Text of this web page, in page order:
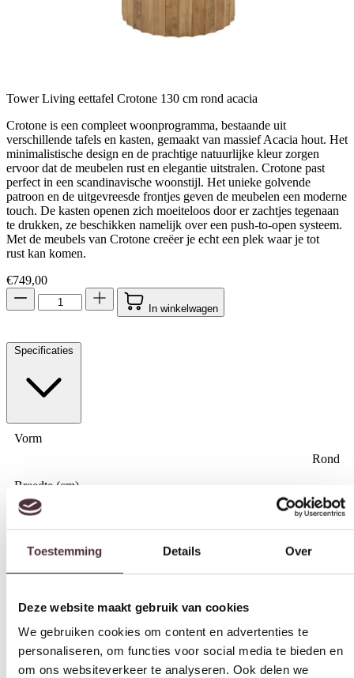
Deze website maakt gebruik van cookies
We gebruiken cookies om content en advertenties te
om ons websiteverkeer te analyseren. Ook delen we
informatie over uw gebruik van onze site met onze
partners voor social media, adverteren en analyse. Deze
partners kunnen deze gegevens combineren met andere
Tower Living eettafel Crotone 130 cm rond acacia
Crotone is een compleet woonprogramma, bestaande uit
verschillende tafels en kasten, gemaakt van massief Acacia hout. Het
minimalistische design en de prachtige natuurlijke kleur zorgen
ervoor dat de meubelen rust en elegantie uitstralen. Crotone past
perfect in een scandinavische woonstijl. Het unieke golvende
patroon en de uitgevreesde frontjes geven de meubelen een moderne
touch. De kasten openen zich moeiteloos door er zachtjes tegenaan
te drukken, ze beschikken namelijk over een push-to-open systeem.
Met de meubels van Crotone creëer je echt een plek waar je tot
rust kan komen.
€749,00
In winkelwagen
Specificaties
Vorm
Rond
Breedte (cm)
130 cm
Diepte (cm)
130 cm
Materiaal
Acaciahout
Kleur